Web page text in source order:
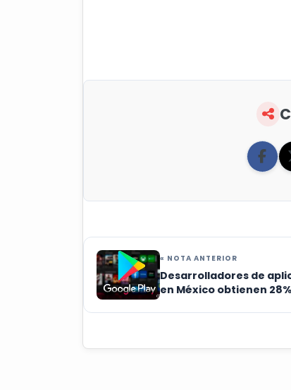
« NOTA ANTERIOR
Desarrolladores de
en México obtienen